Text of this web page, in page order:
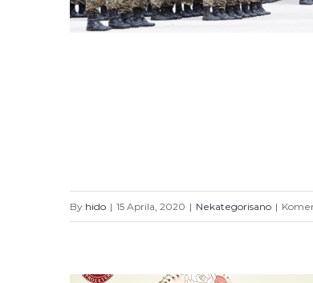
By hido | 15 Aprila, 2020 | Nekategorisano |